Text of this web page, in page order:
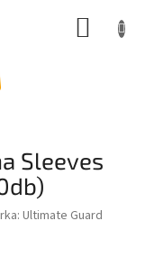
KOSÁR
Sleeves
Ultimate Guard